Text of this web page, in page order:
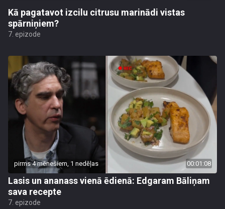
Kā pagatavot izcilu citrusu marinādi vistas
spārniņiem?
7. epizode
pirms 4 mēnešiem, 1 nedēļas 00:01:08
Lasis un ananass vienā ēdienā: Edgaram Bāliņam
sava recepte
7. epizode